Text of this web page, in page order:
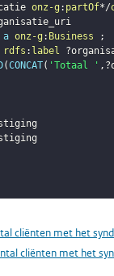
onz-g : partOf*/
a onz-g : Business
;
rdfs : label
(CONCAT( 'Totaal ' ,
cliënten met het
cliënten met het